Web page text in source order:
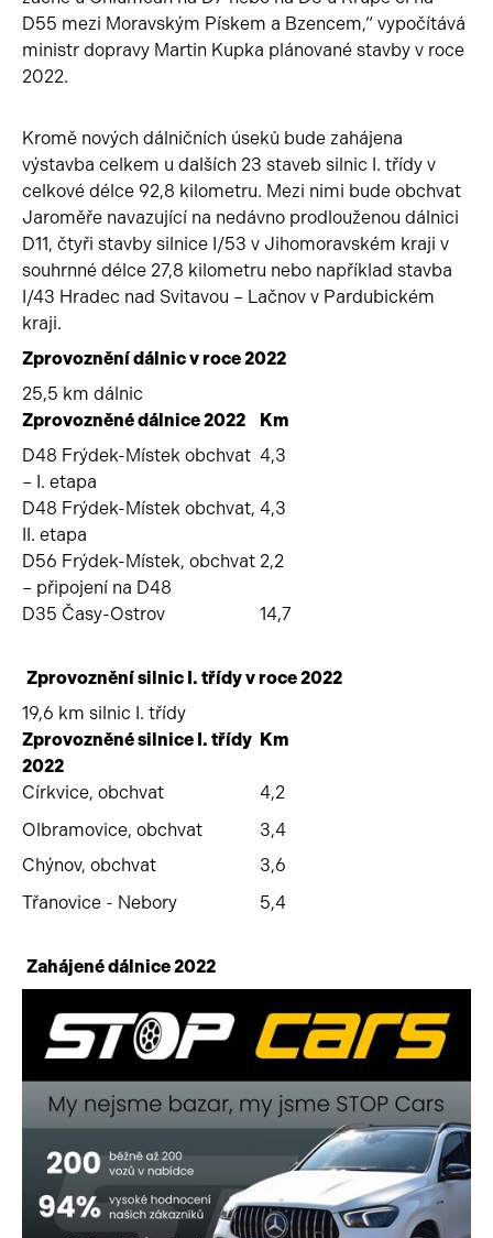
D55 mezi Moravským Pískem a Bzencem,“ vypočítává
ministr dopravy Martin Kupka plánované stavby v roce
2022.
Kromě nových dálničních úseků bude zahájena
výstavba celkem u dalších 23 staveb silnic I. třídy v
celkové délce 92,8 kilometru. Mezi nimi bude obchvat
Jaroměře navazující na nedávno prodlouženou dálnici
D11, čtyři stavby silnice I/53 v Jihomoravském kraji v
souhrnné délce 27,8 kilometru nebo například stavba
I/43 Hradec nad Svitavou – Lačnov v Pardubickém
kraji.
Zprovoznění dálnic v roce 2022
25,5 km dálnic
Zprovozněné dálnice 2022
Km
D48 Frýdek-Místek obchvat
– I. etapa
4,3
D48 Frýdek-Místek obchvat,
II. etapa
4,3
D56 Frýdek-Místek, obchvat
– připojení na D48
2,2
D35 Časy-Ostrov 14,7
Zprovoznění silnic I. třídy v roce 2022
19,6 km silnic I. třídy
Zprovozněné silnice I. třídy
2022
Km
Církvice, obchvat
4,2
Olbramovice, obchvat
3,4
Chýnov, obchvat
3,6
Třanovice - Nebory
5,4
Zahájené dálnice 2022